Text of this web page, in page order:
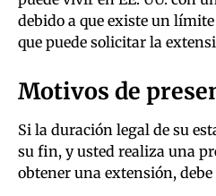
debido a que existe un
que puede solicitar la
Motivos de
Si la duración legal de su
su fin, y usted realiza una
obtener una extensión,